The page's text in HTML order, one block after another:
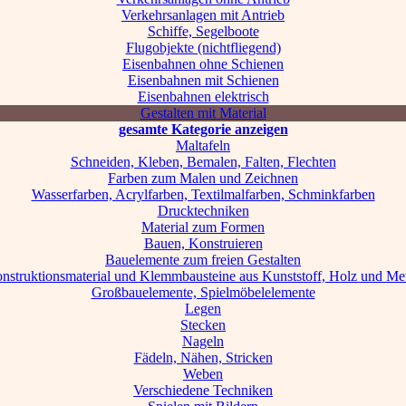
Verkehrsanlagen mit Antrieb
Schiffe, Segelboote
Flugobjekte (nichtfliegend)
Eisenbahnen ohne Schienen
Eisenbahnen mit Schienen
Eisenbahnen elektrisch
Gestalten mit Material
gesamte Kategorie anzeigen
Maltafeln
Schneiden, Kleben, Bemalen, Falten, Flechten
Farben zum Malen und Zeichnen
Wasserfarben, Acrylfarben, Textilmalfarben, Schminkfarben
Drucktechniken
Material zum Formen
Bauen, Konstruieren
Bauelemente zum freien Gestalten
und Klemmbausteine aus Kunststoff, Holz und
Großbauelemente, Spielmöbelelemente
Legen
Stecken
Nageln
Fädeln, Nähen, Stricken
Weben
Verschiedene Techniken